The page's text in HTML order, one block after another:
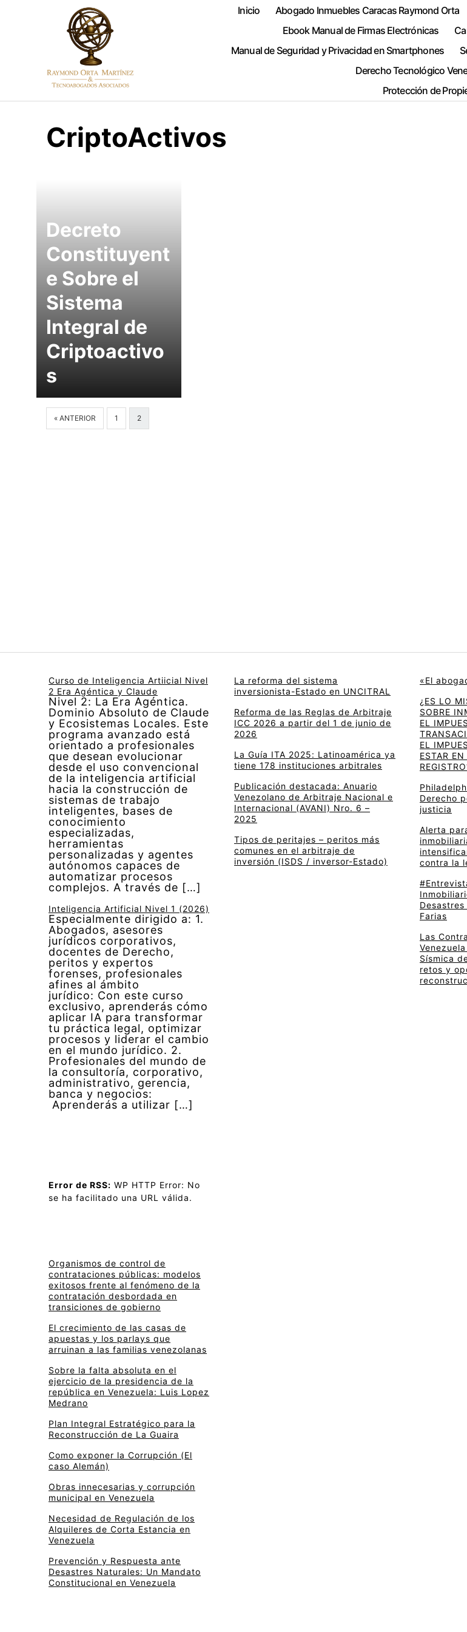
Inicio Abogado Inmuebles Caracas Raymond Orta
Ebook Manual de Firmas Electrónicas
Manual de Seguridad y Privacidad en Smartphones
Derecho Tecnológico
Protección de
CriptoActivos
Decreto
Constituyent
e Sobre el
Sistema
Integral de
Criptoactivo
s
« ANTERIOR 1 2
Curso de Inteligencia Artiicial Nivel
2 Era Agéntica y Claude
Nivel 2: La Era Agéntica.
Dominio Absoluto de Claude
y Ecosistemas Locales. Este
programa avanzado está
orientado a profesionales
que desean evolucionar
desde el uso convencional
de la inteligencia artificial
hacia la construcción de
sistemas de trabajo
inteligentes, bases de
conocimiento
especializadas,
herramientas
personalizadas y agentes
autónomos capaces de
automatizar procesos
complejos. A través de […]
Inteligencia Artificial Nivel 1 (2026)
Especialmente dirigido a: 1.
Abogados, asesores
jurídicos corporativos,
docentes de Derecho,
peritos y expertos
forenses, profesionales
afines al ámbito
jurídico: Con este curso
exclusivo, aprenderás cómo
aplicar IA para transformar
tu práctica legal, optimizar
procesos y liderar el cambio
en el mundo jurídico. 2.
Profesionales del mundo de
la consultoría, corporativo,
administrativo, gerencia,
banca y negocios:
Aprenderás a utilizar […]
Error de RSS: WP HTTP Error: No
se ha facilitado una URL válida.
Organismos de control de
contrataciones públicas: modelos
exitosos frente al fenómeno de la
contratación desbordada en
transiciones de gobierno
El crecimiento de las casas de
apuestas y los parlays que
arruinan a las familias venezolanas
Sobre la falta absoluta en el
ejercicio de la presidencia de la
república en Venezuela: Luis Lopez
Medrano
Plan Integral Estratégico para la
Reconstrucción de La Guaira
Como exponer la Corrupción (El
caso Alemán)
Obras innecesarias y corrupción
municipal en Venezuela
Necesidad de Regulación de los
Alquileres de Corta Estancia en
Venezuela
Prevención y Respuesta ante
Desastres Naturales: Un Mandato
Constitucional en Venezuela
La reforma del sistema
inversionista-Estado en UNCITRAL
Reforma de las Reglas de Arbitraje
ICC 2026 a partir del 1 de junio de
2026
La Guía ITA 2025: Latinoamérica ya
tiene 178 instituciones arbitrales
Publicación destacada: Anuario
Venezolano de Arbitraje Nacional e
Internacional (AVANI) Nro. 6 –
2025
Tipos de peritajes – peritos más
comunes en el arbitraje de
inversión (ISDS / inversor-Estado)
«El
¿ES LO
SOBRE
EL
EL
ESTAR
Derecho
justicia
Alerta
contra la
Farias
Las
Sísmica
retos y